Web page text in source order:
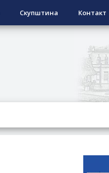
Скупштина Контакт
ФИНАНСИЈСКЕ
КУПОВИНЕ
НА ГРАДСКИ МЈЕСЕЧНИ